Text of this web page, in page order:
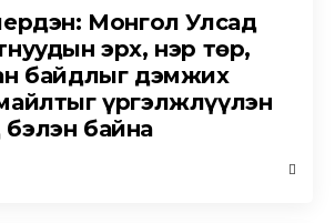
Монгол Улсад
эрх, нэр төр,
байдлыг дэмжих
үргэлжлүүлэн
байна